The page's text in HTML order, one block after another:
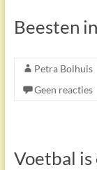
Beesten
Petra Bolhuis
Geen reacties
Voetbal is